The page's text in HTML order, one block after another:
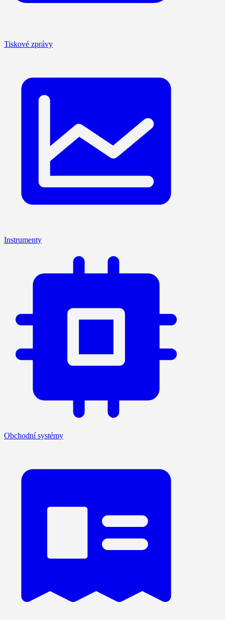
Tiskové zprávy
Instrumenty
Obchodní systémy